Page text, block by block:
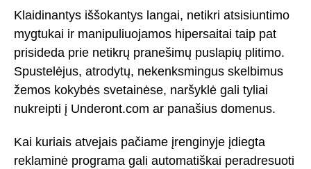
Klaidinantys iššokantys langai, netikri atsisiuntimo
mygtukai ir manipuliuojamos hipersaitai taip pat
prisideda prie netikrų pranešimų puslapių plitimo.
Spustelėjus, atrodytų, nekenksmingus skelbimus
žemos kokybės svetainėse, naršyklė gali tyliai
nukreipti į Underont.com ar panašius domenus.
Kai kuriais atvejais pačiame įrenginyje įdiegta
reklaminė programa gali automatiškai peradresuoti